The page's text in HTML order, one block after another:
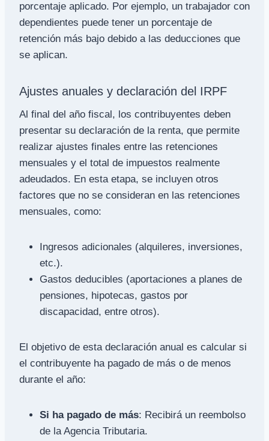
porcentaje aplicado. Por ejemplo, un trabajador con
dependientes puede tener un porcentaje de
retención más bajo debido a las deducciones que
se aplican.
Ajustes anuales y declaración del IRPF
Al final del año fiscal, los contribuyentes deben
presentar su declaración de la renta, que permite
realizar ajustes finales entre las retenciones
mensuales y el total de impuestos realmente
adeudados. En esta etapa, se incluyen otros
factores que no se consideran en las retenciones
mensuales, como:
Ingresos adicionales (alquileres, inversiones,
etc.).
Gastos deducibles (aportaciones a planes de
pensiones, hipotecas, gastos por
discapacidad, entre otros).
El objetivo de esta declaración anual es calcular si
el contribuyente ha pagado de más o de menos
durante el año:
Si ha pagado de más: Recibirá un reembolso
de la Agencia Tributaria.